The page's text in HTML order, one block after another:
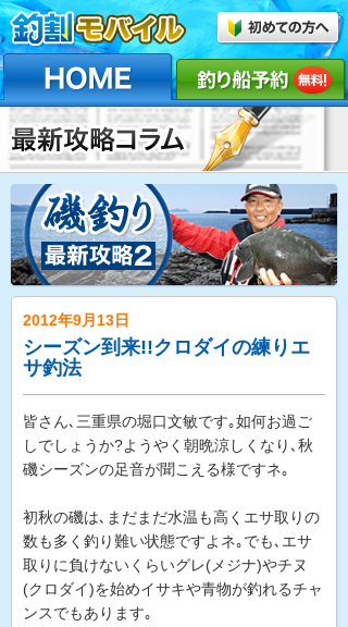
2012年9月13日
シーズン到来!!クロダイの練りエ
サ釣法
皆さん､三重県の堀口文敏です｡如何お過ご
しでしょうか?ようやく朝晩涼しくなり､秋
磯シーズンの足音が聞こえる様ですネ｡
初秋の磯は､まだまだ水温も高くエサ取りの
数も多く釣り難い状態ですよネ｡でも､エサ
取りに負けないくらいグレ(メジナ)やチヌ
(クロダイ)を始めイサキや青物が釣れるチャ
ンスでもあります｡